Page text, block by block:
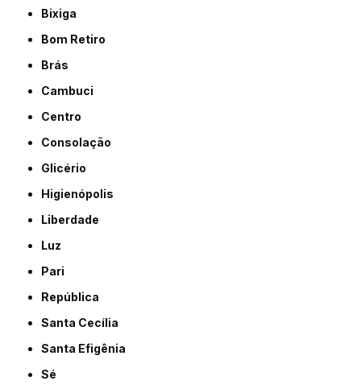
Bixiga
Bom Retiro
Brás
Cambuci
Centro
Consolação
Glicério
Higienópolis
Liberdade
Luz
Pari
República
Santa Cecília
Santa Efigênia
Sé